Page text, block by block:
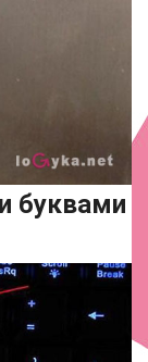
буквами